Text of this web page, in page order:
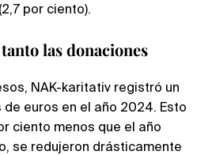
por ciento).
las donaciones
NAK-karitativ registró un
euros en el año 2024. Esto
ciento menos que el año
se redujeron drásticamente